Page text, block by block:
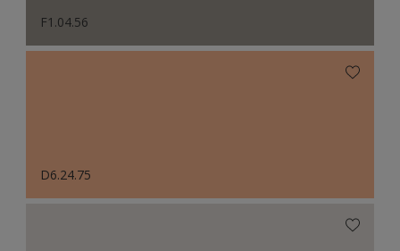
F1.04.56
D6.24.75